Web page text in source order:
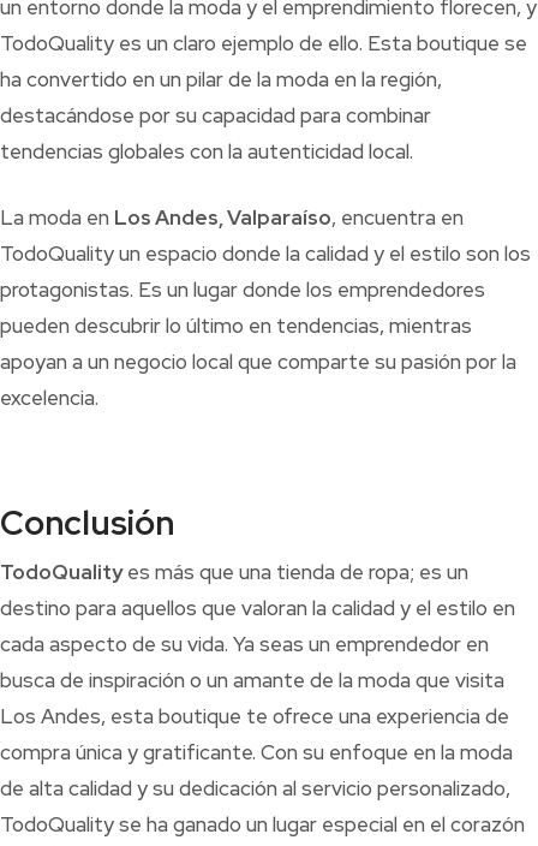
un entorno donde la moda y el emprendimiento florecen, y
TodoQuality es un claro ejemplo de ello. Esta boutique se
ha convertido en un pilar de la moda en la región,
destacándose por su capacidad para combinar
tendencias globales con la autenticidad local.
La moda en Los Andes, Valparaíso, encuentra en
TodoQuality un espacio donde la calidad y el estilo son los
protagonistas. Es un lugar donde los emprendedores
pueden descubrir lo último en tendencias, mientras
apoyan a un negocio local que comparte su pasión por la
excelencia.
Conclusión
TodoQualityes más que una tienda de ropa; es un
destino para aquellos que valoran la calidad y el estilo en
cada aspecto de su vida. Ya seas un emprendedor en
busca de inspiración o un amante de la moda que visita
Los Andes, esta boutique te ofrece una experiencia de
compra única y gratificante. Con su enfoque en la moda
de alta calidad y su dedicación al servicio personalizado,
TodoQuality se ha ganado un lugar especial en el corazón